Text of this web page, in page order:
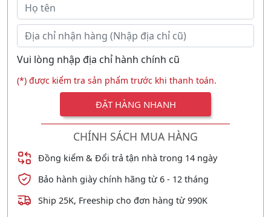
Vui lòng nhập địa chỉ hành chính cũ
(*) được kiểm tra sản phẩm trước khi thanh toán.
ĐẶT HÀNG NHANH
CHÍNH SÁCH MUA HÀNG
Đồng kiểm & Đổi trả tận nhà trong 14 ngày
Bảo hành giày chính hãng từ 6 - 12 tháng
Ship 25K, Freeship cho đơn hàng từ 990K